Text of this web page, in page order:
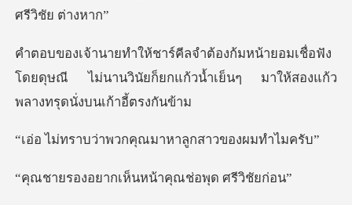
ชื่อฟัง
โดยดุษณี ไม่นานวินัยก็ยกแก้วน้ำเย็นๆ
าพวกคุณมาหาลูกส
ห็นหน้าคุณช่อพุ